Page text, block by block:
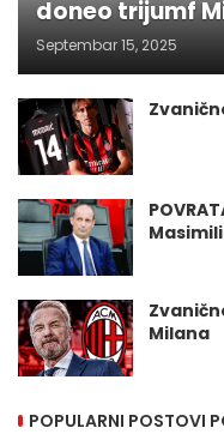
doneo trijumf
Septembar 15, 2025
Milana
POPULARNI POSTOVI